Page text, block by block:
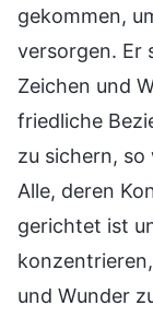
gekommen,
versorgen. Er
Zeichen und
friedliche
zu sichern, so
Alle, deren
gerichtet ist
und Wunder